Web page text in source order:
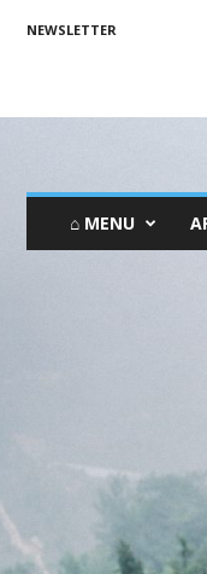
NEWSLETTER
⌂ MENU